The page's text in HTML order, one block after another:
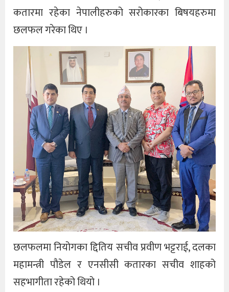
कतारमा रहेका नेपालीहरुको सरोकारका बिषयहरुमा
छलफल गरेका थिए ।
छलफलमा नियोगका द्दितिय सचीव प्रवीण भट्टराई, दलका
महामन्त्री पौडेल र एनसीसी कतारका सचीव शाहको
सहभागीता रहेको थियो ।